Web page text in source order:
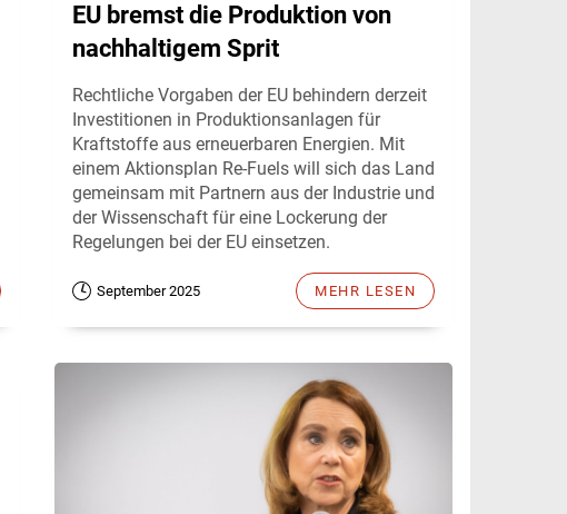
EU bremst die Produktion von
nachhaltigem Sprit
Rechtliche Vorgaben der EU behindern derzeit
Investitionen in Produktionsanlagen für
Kraftstoffe aus erneuerbaren Energien. Mit
einem Aktionsplan Re-Fuels will sich das Land
gemeinsam mit Partnern aus der Industrie und
der Wissenschaft für eine Lockerung der
Regelungen bei der EU einsetzen.
September 2025 MEHR LESEN